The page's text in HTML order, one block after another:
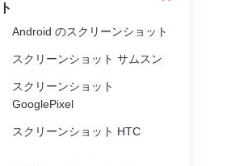
ト
Android のスクリーンショット
スクリーンショット サムスン
スクリーンショット
GooglePixel
スクリーンショット HTC